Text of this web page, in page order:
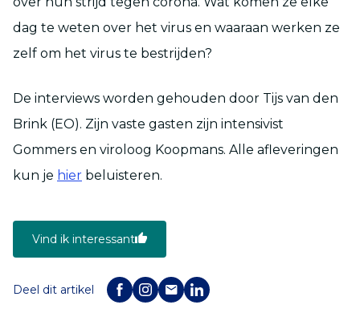
dag te weten over het virus en waaraan werken ze
zelf om het virus te bestrijden?
De interviews worden gehouden door Tijs van den
Brink (EO). Zijn vaste gasten zijn intensivist
Gommers en viroloog Koopmans. Alle afleveringen
kun je hier beluisteren.
Vind ik interessant
Deel dit artikel